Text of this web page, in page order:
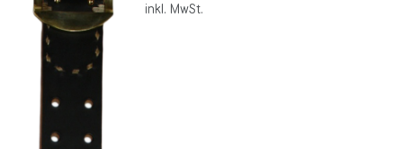
inkl. MwSt.